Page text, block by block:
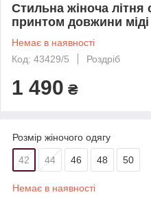
Стильна жіноча літня
принтом довжини міді
Немає в наявності
Код: 43429/5
Роздріб
1 490 ₴
Розмір жіночого одягу
42 44 46 48 50
Немає в наявності